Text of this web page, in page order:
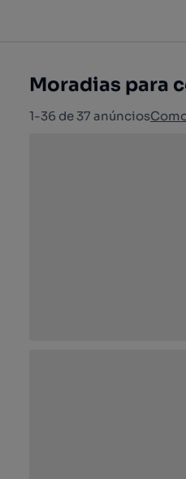
Moradias para
1-36 de 37 anúncios